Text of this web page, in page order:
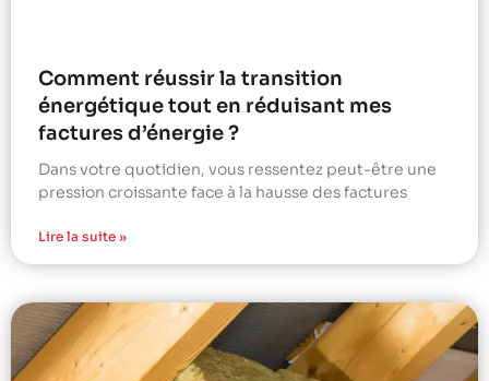
Comment réussir la transition
énergétique tout en réduisant mes
factures d’énergie ?
Dans votre quotidien, vous ressentez peut-être une
pression croissante face à la hausse des factures
Lire la suite »